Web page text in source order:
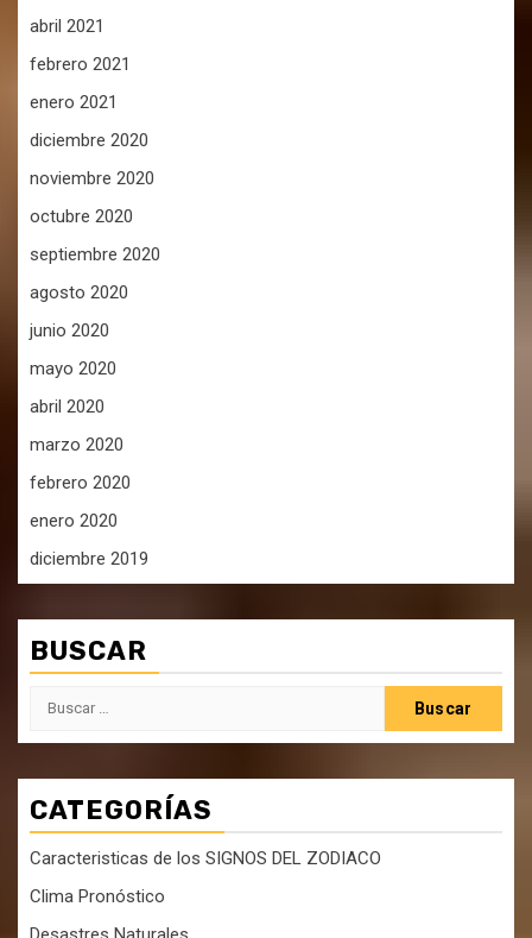
abril 2021
febrero 2021
enero 2021
diciembre 2020
noviembre 2020
octubre 2020
septiembre 2020
agosto 2020
junio 2020
mayo 2020
abril 2020
marzo 2020
febrero 2020
enero 2020
diciembre 2019
BUSCAR
Buscar:
CATEGORÍAS
Caracteristicas de los SIGNOS DEL ZODIACO
Clima Pronóstico